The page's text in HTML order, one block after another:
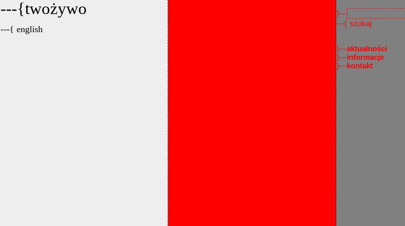
---{twożywo
---{ english
}---
---{
}---aktualności
}---informacje
}---kontakt